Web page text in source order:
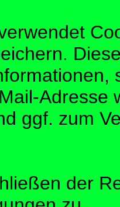
Adresse
ggf. zum
der